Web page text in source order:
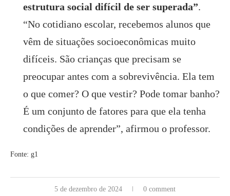
estrutura social difícil de ser superada”.
“No cotidiano escolar, recebemos alunos que
vêm de situações socioeconômicas muito
difíceis. São crianças que precisam se
preocupar antes com a sobrevivência. Ela tem
o que comer? O que vestir? Pode tomar banho?
É um conjunto de fatores para que ela tenha
condições de aprender”, afirmou o professor.
Fonte: g1
5 de dezembro de 2024 0 comment